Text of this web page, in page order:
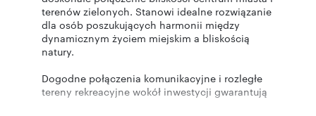
terenów zielonych. Stanowi idealne rozwiązanie
dla osób poszukujących harmonii między
dynamicznym życiem miejskim a bliskością
natury.
Dogodne połączenia komunikacyjne i rozległe
tereny rekreacyjne wokół inwestycji gwarantują